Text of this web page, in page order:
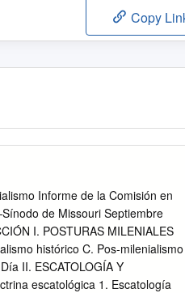
Copy
Informe de la Comisión en
de Missouri Septiembre
I. POSTURAS MILENIALES
histórico C. Pos‐milenialismo
II. ESCATOLOGÍA Y
escatológica 1. Escatología